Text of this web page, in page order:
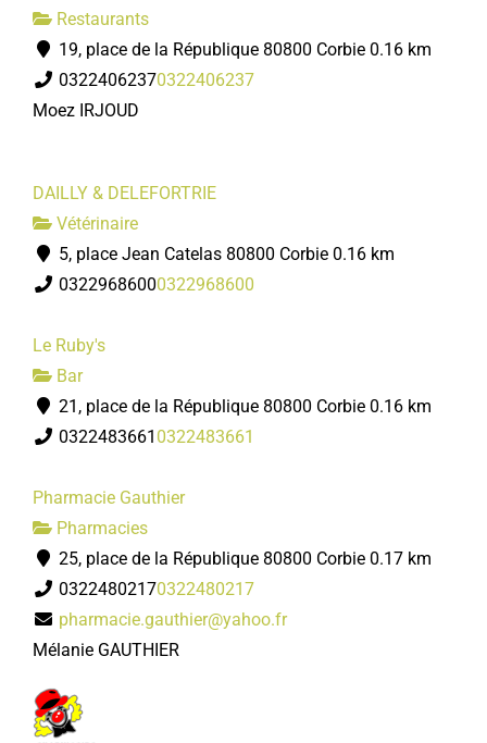
Restaurants
19, place de la République 80800 Corbie 0.16 km
03224062370322406237
Moez IRJOUD
DAILLY & DELEFORTRIE
Vétérinaire
5, place Jean Catelas 80800 Corbie 0.16 km
03229686000322968600
Le Ruby's
Bar
21, place de la République 80800 Corbie 0.16 km
0322483661 0322483661
Pharmacie Gauthier
Pharmacies
25, place de la République 80800 Corbie 0.17 km
03224802170322480217
pharmacie.gauthier@yahoo.fr
Mélanie GAUTHIER